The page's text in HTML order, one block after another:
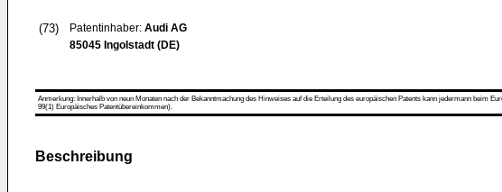
(73) Patentinhaber: Audi AG
85045 Ingolstadt (DE)
Anmerkung: Innerhalb von neun Monaten nach der Bekanntmachung des Hinweises auf die Erteilung des europäischen Patents kann jedermann beim
99(1) Europäisches Patentübereinkommen).
Beschreibung